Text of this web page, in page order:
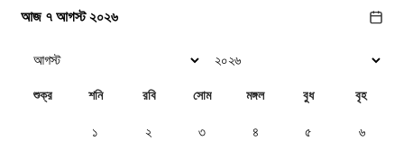
আজ ৭ আগস্ট ২০২৬
শুক্র শনি রবি সোম মঙ্গল বুধ বৃহ
১ ২ ৩ ৪ ৫ ৬